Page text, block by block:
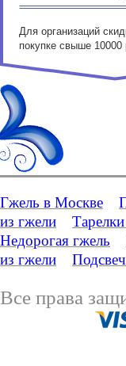
Для организаций
покупке свыше 10000
Гжель в Москве
из гжели
Недорогая гжель
из гжели
Все права